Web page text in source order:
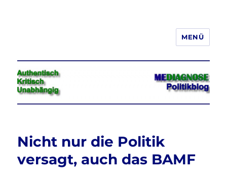
Jeder hat das Recht, seine
Meinung in Wort, Schrift und Bild
frei zu äußern und zu verbreiten
MENÜ
Nicht nur die Politik
versagt, auch das BAMF